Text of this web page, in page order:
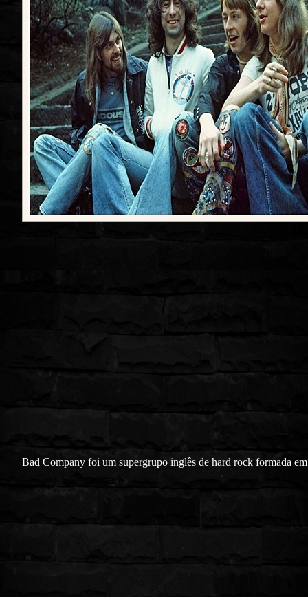
Bad Company foi um supergrupo inglês de hard rock formada